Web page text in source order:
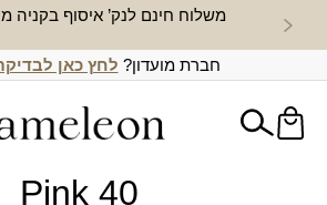
משלוח חינם לנק’ איסוף בקניה מעל
חברת מועדון? לחץ כאן
Pink 40